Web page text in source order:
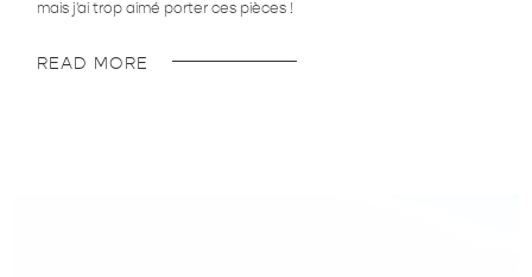
mais j'ai trop aimé porter ces pièces !
READ MORE